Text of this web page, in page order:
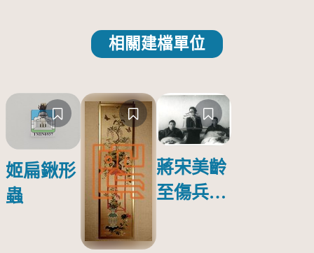
相關建檔單位
姬扁鍬形
蟲
蔣宋美齡
至傷兵醫
傷日本戰